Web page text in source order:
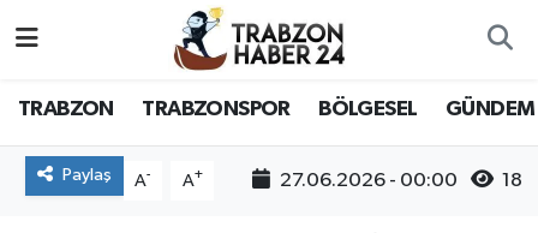
TRABZON TRABZONSPOR BÖLGESEL GÜNDEM
Paylaş A- A+ 27.06.2026 - 00:00 18
Hava Durumu